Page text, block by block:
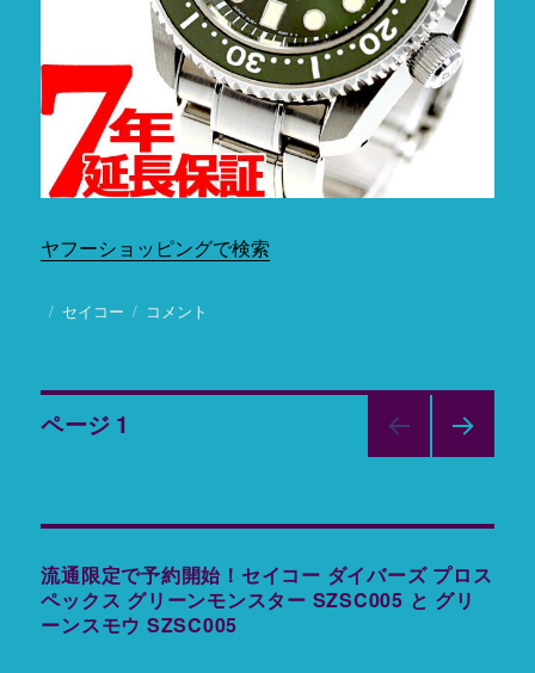
巻
SRPC96K1
に
ヤフーショッピングで検索
投 カ
リ
セイコー
neel
ク
に
て
在
庫
復
コメント
投
ナ
ビ
ページ 1
流通限定で予約開始！セイコー ダイバーズ プロス
ペックス グリーンモンスター SZSC005 と グリ
ーンスモウ SZSC005